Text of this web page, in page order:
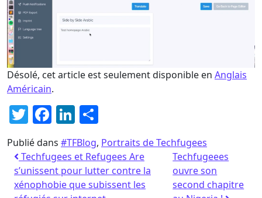
Désolé, cet article est seulement disponible en Anglais
Américain.
Twitter
Facebook
LinkedIn
Publié dans #TFBlog, Portraits de Techfugees
Techfugees et Refugees Are
s’unissent pour lutter contre la
xénophobie que subissent les
Techfugeees
ouvre son
second chapitre